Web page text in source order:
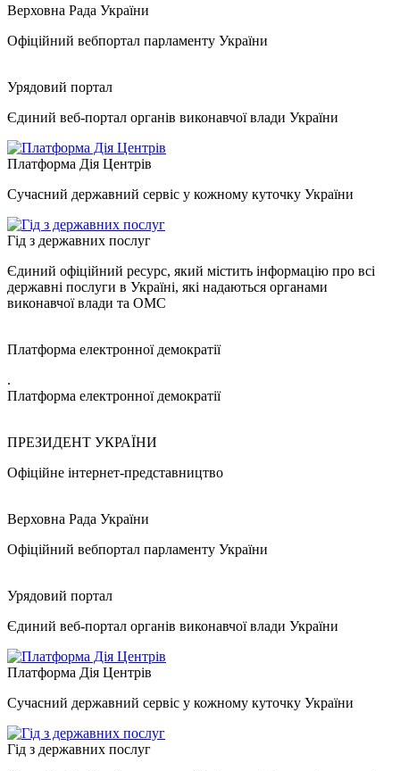
Верховна Рада України
Офіційний вебпортал парламенту України
Урядовий портал
Єдиний веб-портал органів виконавчої влади України
Платформа Дія Центрів
Сучасний державний сервіс у кожному куточку України
Гід з державних послуг
Єдиний офіційний ресурс, який містить інформацію про всі
державні послуги в Україні, які надаються органами
виконавчої влади та ОМС
Платформа електронної демократії
.
Платформа електронної демократії
ПРЕЗИДЕНТ УКРАЇНИ
Офіційне інтернет-представництво
Верховна Рада України
Офіційний вебпортал парламенту України
Урядовий портал
Єдиний веб-портал органів виконавчої влади України
Платформа Дія Центрів
Сучасний державний сервіс у кожному куточку України
Гід з державних послуг